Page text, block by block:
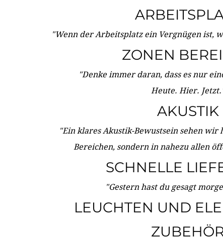
"Wenn der Arbeitsplatz ein Vergnügen ist,
ZONEN
"Denke immer daran, dass es nur
Heute. Hier.
AKUSTIK
"Ein klares Akustik-Bewustsein sehen
Bereichen, sondern in nahezu allen
SCHNELLE
"Gestern hast du gesagt
LEUCHTEN UND